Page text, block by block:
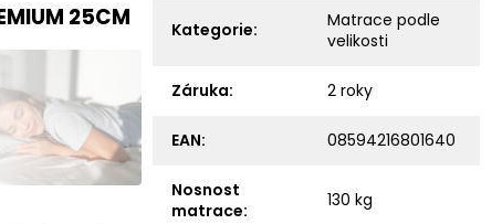
25CM Kategorie:
Matrace podle
velikosti
Záruka: 2 roky
EAN: 08594216801640
Nosnost
matrace: 130 kg